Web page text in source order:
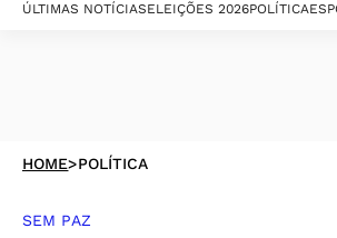
ÚLTIMAS NOTÍCIASELEIÇÕES 2026POLÍTICA
HOME>POLÍTICA
SEM PAZ